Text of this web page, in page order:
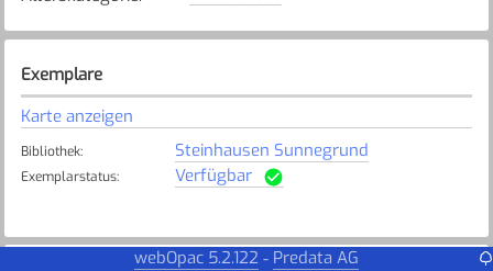
Exemplare
Karte anzeigen
Bibliothek: Steinhausen Sunnegrund
Exemplarstatus: Verfügbar
webOpac 5.2.122 - Predata AG